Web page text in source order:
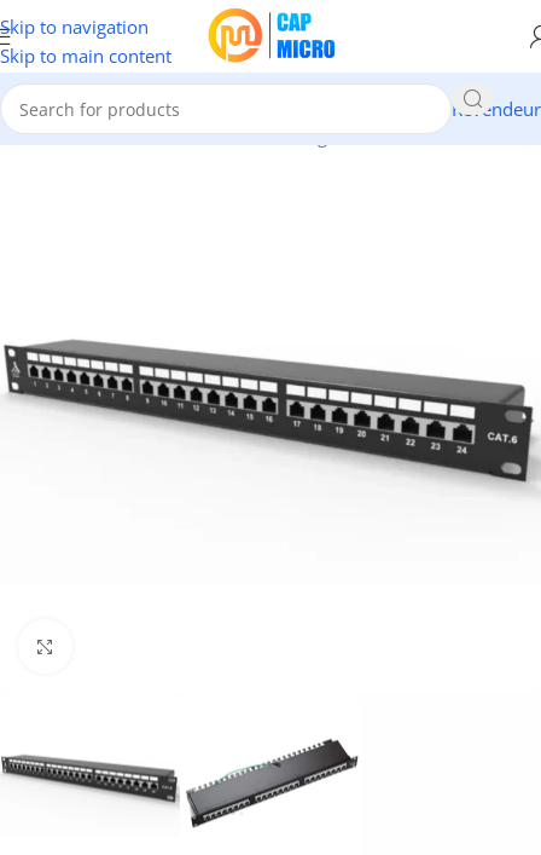
Skip to navigation
Skip to main content
Revendeur
Accueil/RESEAUX/Panneaux De Brassage